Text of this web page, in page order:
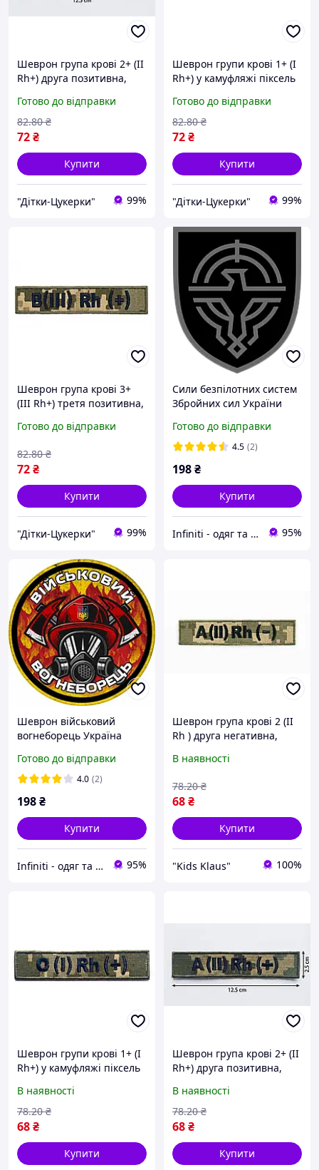
Шеврон група крові 2+ (II
Rh+) друга позитивна,
саржа, вишивка
Готово до відправки
72₴
82.80 ₴
Купити
"Дітки-Цукерки" 99%
Шеврон групи крові 1+ (I
Rh+) у камуфляжі піксель
тактичного спорядження
для швидкої ідентифікації
в екстрених
Готово до відправки
72₴
82.80 ₴
Купити
"Дітки-Цукерки" 99%
Шеврон група крові 3+
(III Rh+) третя позитивна,
патч олива, саржа,
Готово до відправки
72₴
82.80 ₴
Купити
"Дітки-Цукерки" 99%
Сили безпілотних систем
Збройних сил України
Готово до відправки
4.5 (2)
198₴
Купити
Infiniti - одяг та аксесуари 95%
Шеврон військовий
вогнеборець Україна
Готово до відправки
4.0 (2)
198₴
Купити
Infiniti - одяг та аксесуари 95%
Шеврон група крові 2 (II
Rh ) друга негативна,
саржа, вишивка
В наявності
68₴
78.20 ₴
Купити
"Kids Klaus" 100%
Шеврон групи крові 1+ (I
Rh+) у камуфляжі піксель
тактичного спорядження
для швидкої ідентифікації
в екстрених
В наявності
68₴
78.20 ₴
Купити
Шеврон група крові 2+ (II
Rh+) друга позитивна,
саржа, вишивка
В наявності
68₴
78.20 ₴
Купити